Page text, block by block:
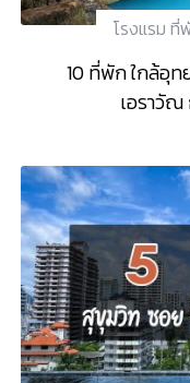
โรงแรม
10 ที่พัก ใกล้อุ
เอราวั